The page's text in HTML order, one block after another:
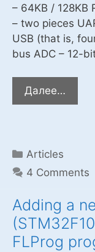
– 64KB / 128KB
– two pieces
USB (that is,
bus ADC – 12-
Далее…
with
Categories
Articles
4 Comments
Adding a
FLProg